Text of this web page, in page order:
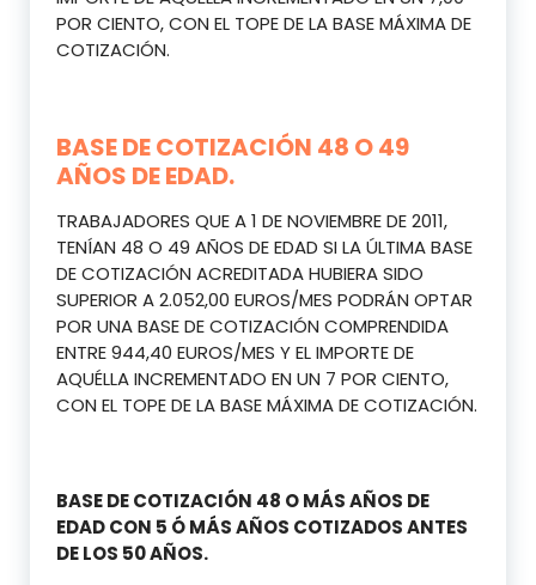
POR CIENTO, CON EL TOPE DE LA BASE MÁXIMA DE
COTIZACIÓN.
BASE DE COTIZACIÓN 48 O 49
AÑOS DE EDAD.
TRABAJADORES QUE A 1 DE NOVIEMBRE DE 2011,
TENÍAN 48 O 49 AÑOS DE EDAD SI LA ÚLTIMA BASE
DE COTIZACIÓN ACREDITADA HUBIERA SIDO
SUPERIOR A 2.052,00 EUROS/MES PODRÁN OPTAR
POR UNA BASE DE COTIZACIÓN COMPRENDIDA
ENTRE 944,40 EUROS/MES Y EL IMPORTE DE
AQUÉLLA INCREMENTADO EN UN 7 POR CIENTO,
CON EL TOPE DE LA BASE MÁXIMA DE COTIZACIÓN.
BASE DE COTIZACIÓN 48 O MÁS AÑOS DE
EDAD CON 5 Ó MÁS AÑOS COTIZADOS ANTES
DE LOS 50 AÑOS.